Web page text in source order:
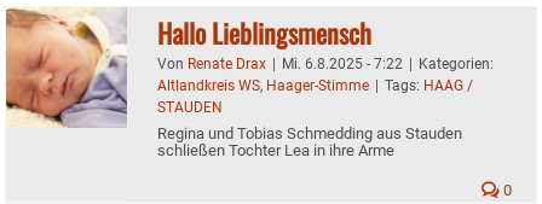
Hallo Lieblingsmensch
Von Renate Drax | Mi. 6.8.2025 - 7:22 | Kategorien:
Altlandkreis WS, Haager-Stimme | Tags: HAAG /
STAUDEN
Regina und Tobias Schmedding aus Stauden
schließen Tochter Lea in ihre Arme
0